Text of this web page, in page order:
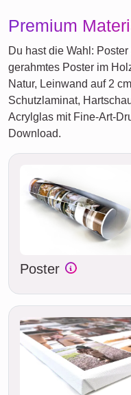
Premium
Du hast die Wahl:
gerahmtes Poster im
Natur, Leinwand auf 2
Schutzlaminat,
Acrylglas mit Fine-Art-
Download.
Poster